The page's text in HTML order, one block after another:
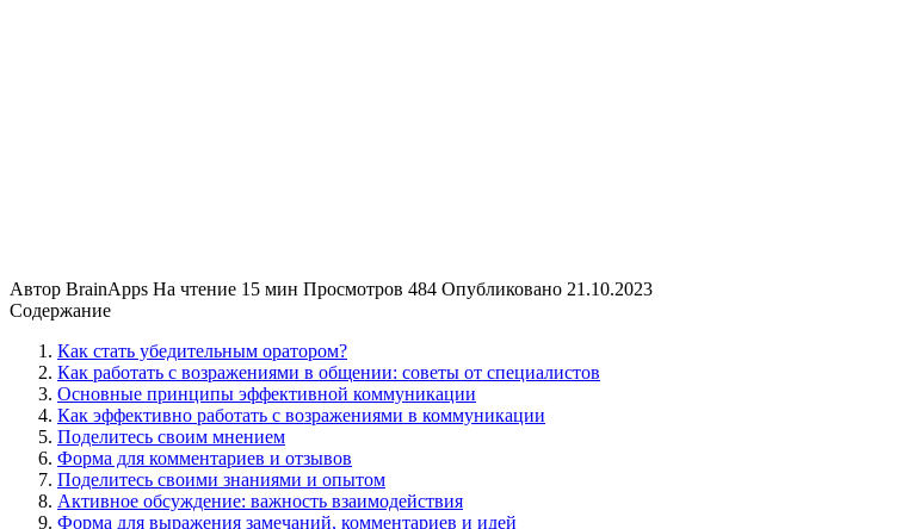
Автор BrainApps На чтение 15 мин Просмотров 484 Опубликовано 21.10.2023
Содержание
Как стать убедительным оратором?
Как работать с возражениями в общении: советы от специалистов
Основные принципы эффективной коммуникации
Как эффективно работать с возражениями в коммуникации
Поделитесь своим мнением
Форма для комментариев и отзывов
Поделитесь своими знаниями и опытом
Активное обсуждение: важность взаимодействия
Форма для выражения замечаний, комментариев и идей